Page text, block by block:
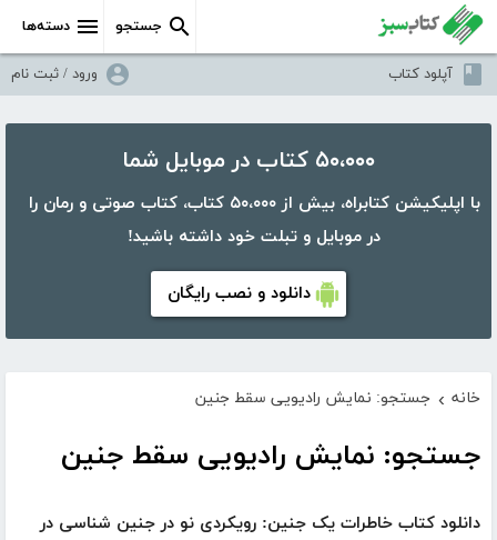
دسته‌ها جستجو
آپلود کتاب ورود / ثبت نام
۵۰،۰۰۰ کتاب در موبایل شما
با اپلیکیشن کتابراه، بیش از ۵۰،۰۰۰ کتاب، کتاب صوتی و رمان را
در موبایل و تبلت خود داشته باشید!
دانلود و نصب رایگان
خانه › جستجو: نمایش رادیویی سقط جنین
جستجو: نمایش رادیویی سقط جنین
دانلود کتاب خاطرات یک جنین: رویکردی نو در جنین شناسی در